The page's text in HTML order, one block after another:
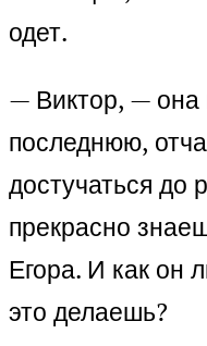
одет.
— Виктор, — она
последнюю,
достучаться
прекрасно
Егора. И как он
это делаешь?